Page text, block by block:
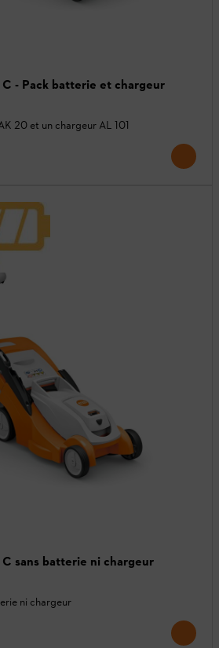
- Pack batterie et chargeur
20 et un chargeur AL 101
sans batterie ni chargeur
ni chargeur